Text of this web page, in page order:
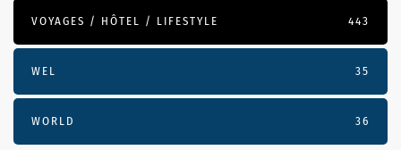
VOYAGES / HÔTEL / LIFESTYLE 443
WEL 35
WORLD 36